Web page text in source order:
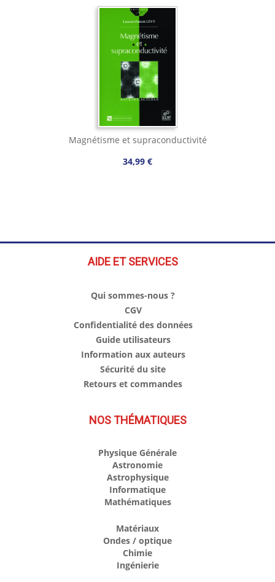
Magnétisme et supraconductivité
34,99 €
AIDE ET SERVICES
Qui sommes-nous ?
CGV
Confidentialité des données
Guide utilisateurs
Information aux auteurs
Sécurité du site
Retours et commandes
NOS THÉMATIQUES
Physique Générale
Astronomie
Astrophysique
Informatique
Mathématiques
Matériaux
Ondes / optique
Chimie
Ingénierie